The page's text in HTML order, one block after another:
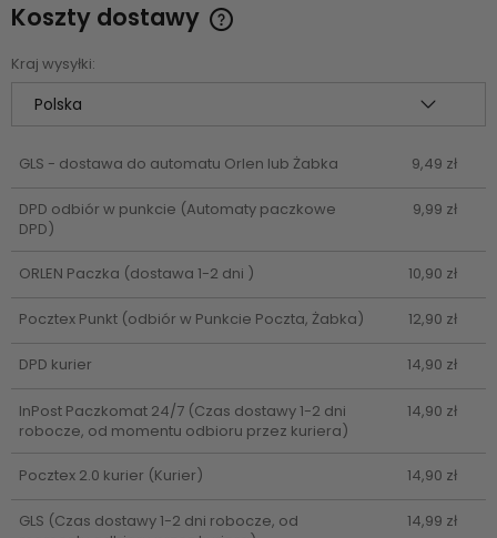
Koszty dostawy
Cena nie zawiera ewentualnych kosztów płatności
Kraj wysyłki:
GLS - dostawa do automatu Orlen lub Żabka 9,49 zł
DPD odbiór w punkcie (Automaty paczkowe
DPD)
9,99 zł
ORLEN Paczka (dostawa 1-2 dni ) 10,90 zł
Pocztex Punkt (odbiór w Punkcie Poczta, Żabka) 12,90 zł
DPD kurier 14,90 zł
InPost Paczkomat 24/7(Czas dostawy 1-2 dni
robocze, od momentu odbioru przez kuriera)
14,90 zł
Pocztex 2.0 kurier (Kurier) 14,90 zł
GLS (Czas dostawy 1-2 dni robocze, od
14,99 zł